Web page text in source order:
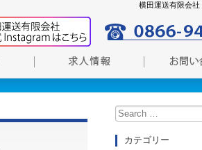
横田運送有限会
Search
for:
カテゴリー